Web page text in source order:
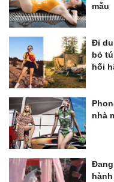
mẫu
Đi
bỏ
hối
nhà